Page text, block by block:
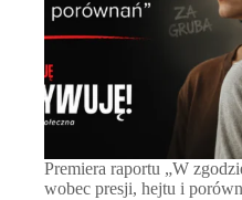
Premiera raportu „W
wobec presji, hejtu i